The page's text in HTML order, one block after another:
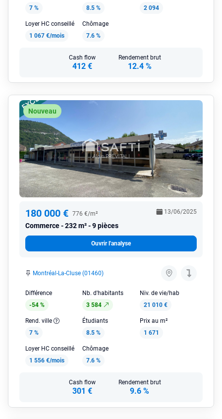
7 %
8.5 %
2 094
Loyer HC conseillé
1 067 €/mois
Chômage
7.6 %
Cash flow
412 €
Rendement brut
12.4 %
Nouveau
180 000 € 776 €/m²
Commerce 232 m² - 9 pièces
13/06/2025
Ouvrir l'analyse
Montréal-La-Cluse (01460)
Différence
-54 %
Nb. d'habitants
3 584
Niv. de vie/hab
21 010 €
Rend. ville
7 %
Étudiants
8.5 %
Prix au m²
1 671
Loyer HC conseillé
1 556 €/mois
Chômage
7.6 %
Cash flow
301 €
Rendement brut
9.6 %